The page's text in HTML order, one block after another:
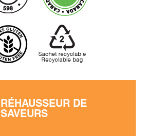
RÉHAUSSEUR DE
SAVEURS